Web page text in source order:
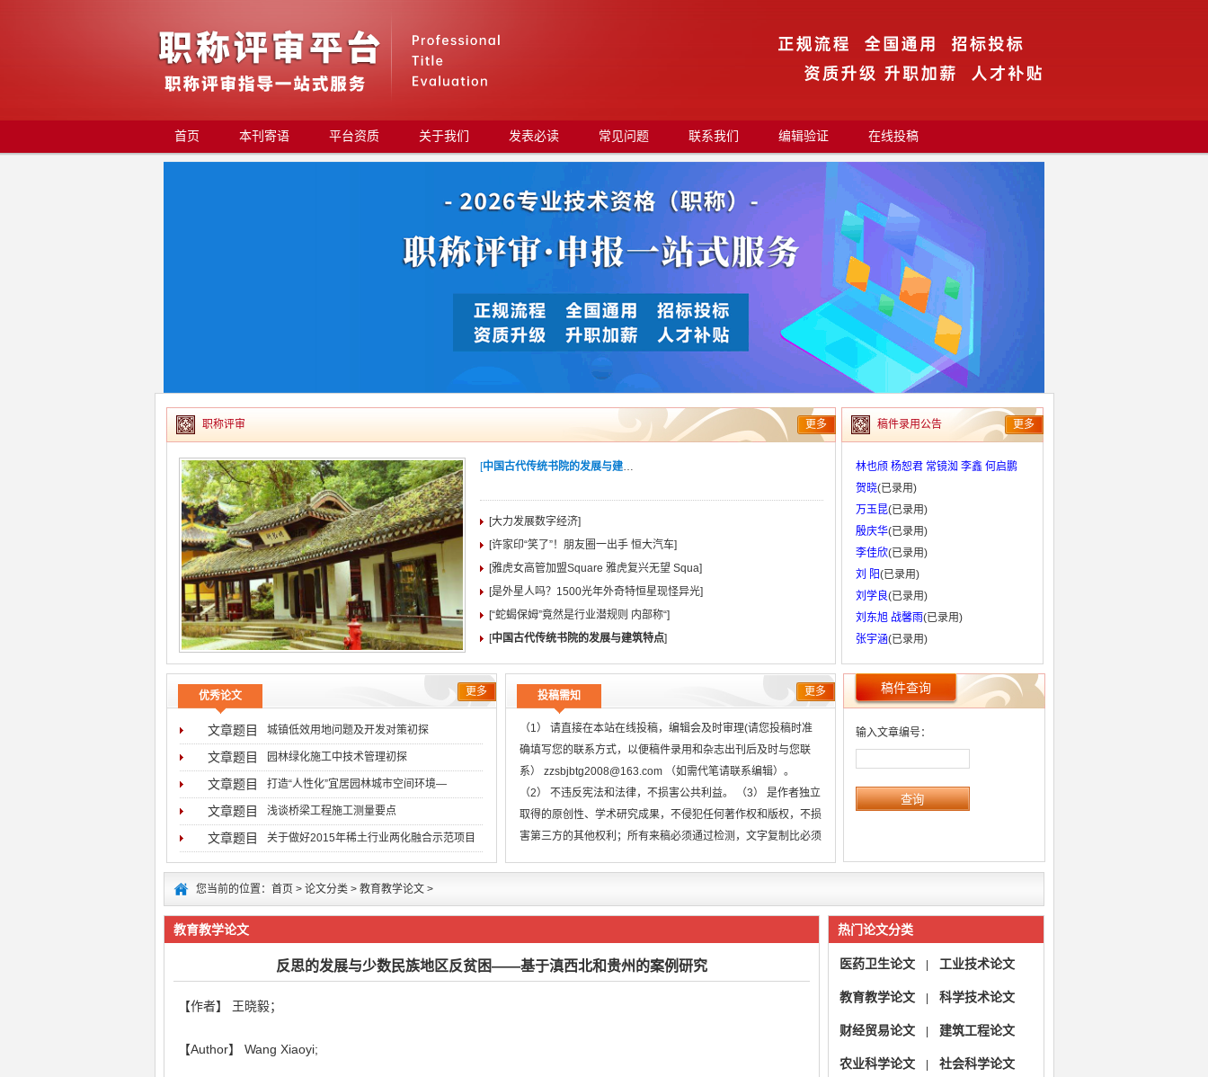
首页 本刊寄语 平台资质 关于我们 发表必读 常见问题 联系我们 编辑验证 在线投稿
职称评审 更多
[中国古代传统书院的发展与建筑特点
[大力发展数字经济]
[许家印“笑了”！朋友圈一出手 恒大汽车]
[雅虎女高管加盟Square 雅虎复兴无望 Squa]
[是外星人吗？1500光年外奇特恒星现怪异光]
[“蛇蝎保姆”竟然是行业潜规则 内部称“]
[中国古代传统书院的发展与建筑特点]
稿件录用公告 更多
林也颀 杨恕君 常镜洳 李鑫 何启鹏
贺晓(已录用)
万玉昆(已录用)
殷庆华(已录用)
李佳欣(已录用)
刘 阳(已录用)
刘学良(已录用)
刘东旭 战馨雨(已录用)
张宇涵(已录用)
优秀论文 更多
城镇低效用地问题及开发对策初探
文章题目
园林绿化施工中技术管理初探
文章题目
打造“人性化”宜居园林城市空间环境―
文章题目
浅谈桥梁工程施工测量要点
文章题目
关于做好2015年稀土行业两化融合示范项目
文章题目
投稿需知 更多
（1） 请直接在本站在线投稿，编辑会及时审理(请您投稿时准
确填写您的联系方式，以便稿件录用和杂志出刊后及时与您联
系） zzsbjbtg2008@163.com （如需代笔请联系编辑）。
（2） 不违反宪法和法律，不损害公共利益。 （3） 是作者独立
取得的原创性、学术研究成果，不侵犯任何著作权和版权，不损
害第三方的其他权利；所有来稿必须通过检测，文字复制比必须
稿件查询
输入文章编号：
您当前的位置： 首页 > 论文分类> 教育教学论文>
教育教学论文
反思的发展与少数民族地区反贫困——基于滇西北和贵州的案例研究
【作者】 王晓毅；
【Author】 Wang Xiaoyi;
热门论文分类
医药卫生论文 工业技术论文
教育教学论文 科学技术论文
财经贸易论文 建筑工程论文
农业科学论文 社会科学论文